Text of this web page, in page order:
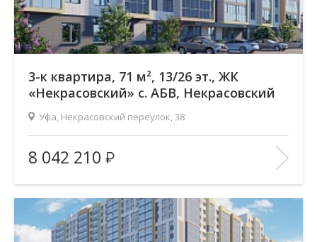
3-к квартира, 71 м², 13/26 эт., ЖК
«Некрасовский» с. АБВ, Некрасовский
переулок
Уфа, Некрасовский переулок, 38
Жилой комплекс:
ЖК «Некрасовский» с. АБВ
Количество комнат:
3
Район:
Зеленая роща
Этажность:
Общая площадь:
71.17 м
8 042 210